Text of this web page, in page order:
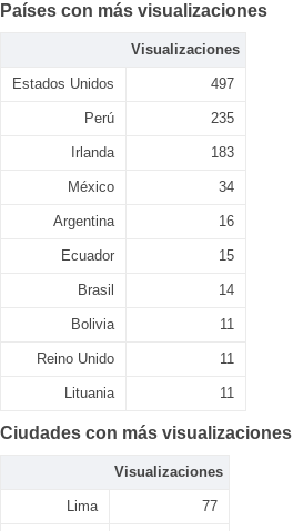
Países con más visualizaciones
Visualizaciones
Estados Unidos 497
Perú 235
Irlanda 183
México 34
Argentina 16
Ecuador 15
Brasil 14
Bolivia 11
Reino Unido 11
Lituania 11
Ciudades con más visualizaciones
Visualizaciones
Lima 77